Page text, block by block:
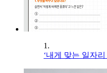
1.
‘내게 맞는 일자